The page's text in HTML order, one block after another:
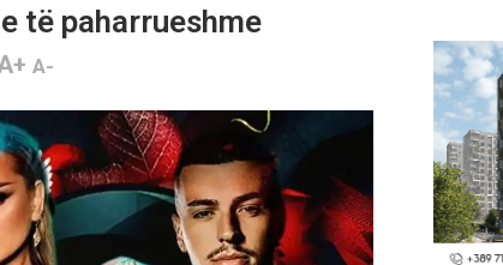
të paharrueshme
A-